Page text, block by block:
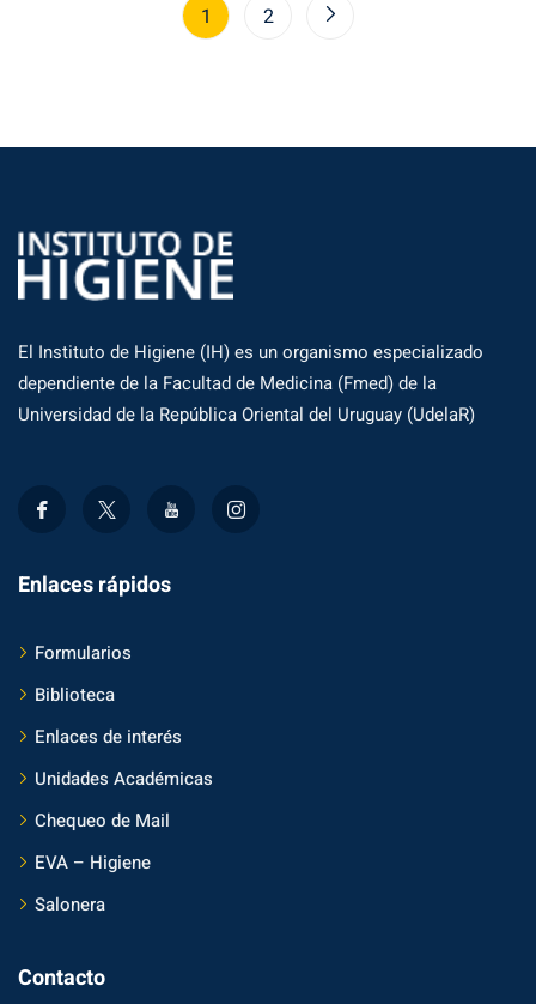
1 2
El Instituto de Higiene (IH) es un organismo especializado
dependiente de la Facultad de Medicina (Fmed) de la
Universidad de la República Oriental del Uruguay (UdelaR)
Enlaces rápidos
Formularios
Biblioteca
Enlaces de interés
Unidades Académicas
Chequeo de Mail
EVA – Higiene
Salonera
Contacto